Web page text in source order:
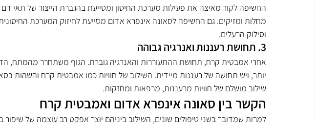
החשיפה לקור מאיצה את פעילות מערכת החיסון ומסייעת בהגברת הייצור של תאי דם
מחלות ומזיקים. גם החשיפה לסאונה אינפרא אדום מסייעת לחיזוק המערכת
וסילוק הרעלים.
3. תחושת רעננות ואנרגיה גבוהה
אחרי אמבטית קרח, תחושת ההתעוררות והאנרגיה גוברת. הגוף משתחרר מהמתח,
יותר, ויש תחושה של רעננות מיידית. השילוב של חוויות כמו אמבטית קרח והשהות
שילוב מושלם של חוויות מרעננות, מרפאות ומחזקות.
הקשר בין סאונה אינפרא אדום ואמבטית קרח
למרות שמדובר בשני טיפולים שונים, השילוב ביניהם יוצר אפקט רב עוצמה של שיפור